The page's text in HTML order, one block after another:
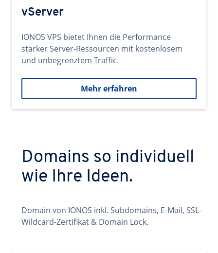
vServer
IONOS VPS bietet Ihnen die Performance
starker Server-Ressourcen mit kostenlosem
und unbegrenztem Traffic.
Mehr erfahren
Domains so individuell
wie Ihre Ideen.
Domain von IONOS inkl. Subdomains, E-Mail, SSL-
Wildcard-Zertifikat & Domain Lock.